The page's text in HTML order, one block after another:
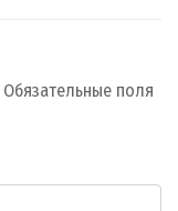
Обязательные поля